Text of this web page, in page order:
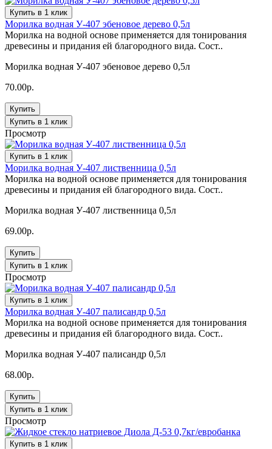
Купить в 1 клик
Морилка водная У-407 эбеновое дерево 0,5л
Морилка на водной основе применяется для тонирования
древесины и придания ей благородного вида. Сост..
Морилка водная У-407 эбеновое дерево 0,5л
70.00р.
Купить
Купить в 1 клик
Просмотр
Купить в 1 клик
Морилка водная У-407 лиственница 0,5л
Морилка на водной основе применяется для тонирования
древесины и придания ей благородного вида. Сост..
Морилка водная У-407 лиственница 0,5л
69.00р.
Купить
Купить в 1 клик
Просмотр
Купить в 1 клик
Морилка водная У-407 палисандр 0,5л
Морилка на водной основе применяется для тонирования
древесины и придания ей благородного вида. Сост..
Морилка водная У-407 палисандр 0,5л
68.00р.
Купить
Купить в 1 клик
Просмотр
Купить в 1 клик